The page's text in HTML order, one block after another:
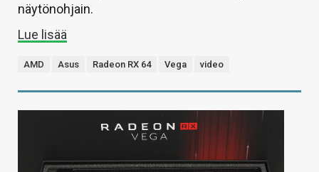
näytönohjain.
Lue lisää
AMD Asus Radeon RX 64 Vega video